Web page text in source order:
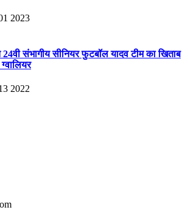
2023
24वी संभागीय सीनियर फुटबॉल यादव टीम का खिताब
2022